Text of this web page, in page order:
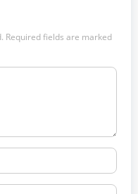
Required fields are marked